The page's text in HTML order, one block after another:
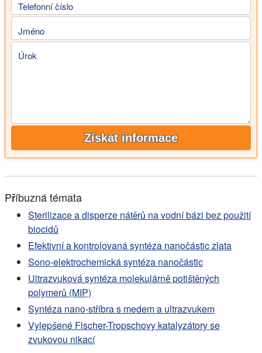
Telefonní číslo
Jméno
Úrok
Získat informace
Příbuzná témata
Sterilizace a disperze nátěrů na vodní bázi bez použití
biocidů
Efektivní a kontrolovaná syntéza nanočástic zlata
Sono-elektrochemická syntéza nanočástic
Ultrazvuková syntéza molekulárně potištěných
polymerů (MIP)
Syntéza nano-stříbra s medem a ultrazvukem
Vylepšené Fischer-Tropschovy katalyzátory se
zvukovou nikací